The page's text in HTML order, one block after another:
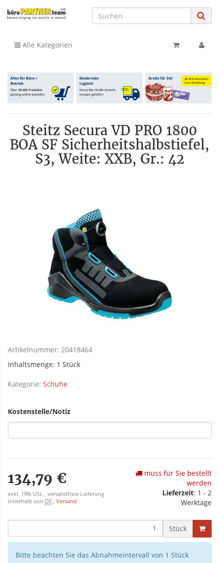
Alle Kategorien
Steitz Secura VD PRO 1800
BOA SF Sicherheitshalbstiefel,
S3, Weite: XXB, Gr.: 42
Artikelnummer: 20418464
Inhaltsmenge: 1 Stück
Kategorie: Schuhe
Kostenstelle/Notiz
134,79 €
exkl. 19% USt. , versandfreie Lieferung
innerhalb von DE , Versand
muss für Sie bestellt
werden
Lieferzeit: 1 - 2
Werktage
Stück
Bitte beachten Sie das Abnahmeintervall von 1 Stück